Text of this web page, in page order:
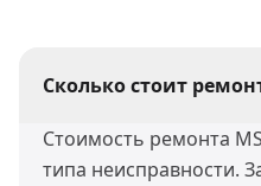
Сколько стоит
Стоимость ремонта
типа неисправности.